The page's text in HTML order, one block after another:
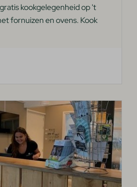
kookgelegenheid op 't
fornuizen en ovens. Kook